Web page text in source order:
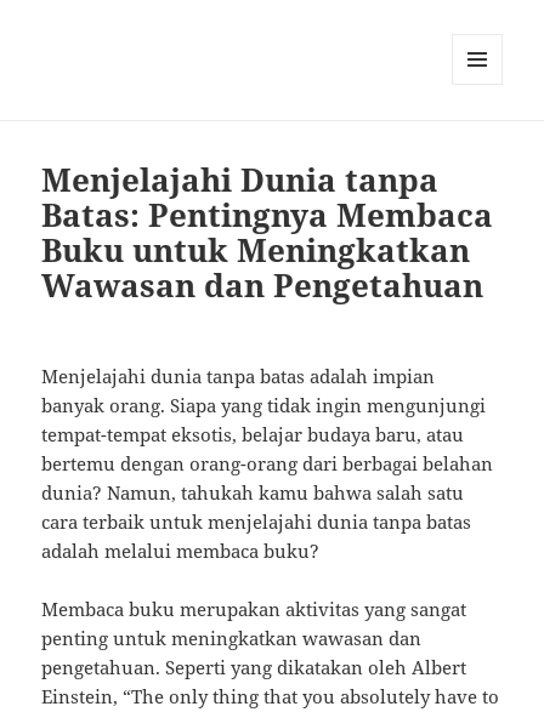
Menjelajahi Dunia tanpa
Batas: Pentingnya Membaca
Buku untuk Meningkatkan
Wawasan dan Pengetahuan
Menjelajahi dunia tanpa batas adalah impian
banyak orang. Siapa yang tidak ingin mengunjungi
tempat-tempat eksotis, belajar budaya baru, atau
bertemu dengan orang-orang dari berbagai belahan
dunia? Namun, tahukah kamu bahwa salah satu
cara terbaik untuk menjelajahi dunia tanpa batas
adalah melalui membaca buku?
Membaca buku merupakan aktivitas yang sangat
penting untuk meningkatkan wawasan dan
pengetahuan. Seperti yang dikatakan oleh Albert
Einstein, “The only thing that you absolutely have to